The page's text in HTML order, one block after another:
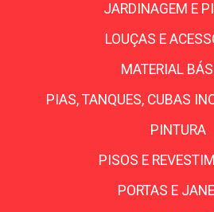
JARDINAGEM E
LOUÇAS E
MATERIAL
PIAS, TANQUES, CUBAS
PINTURA
PISOS E
PORTAS E